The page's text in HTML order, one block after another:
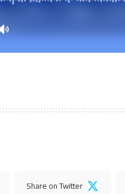
Share on Twitter